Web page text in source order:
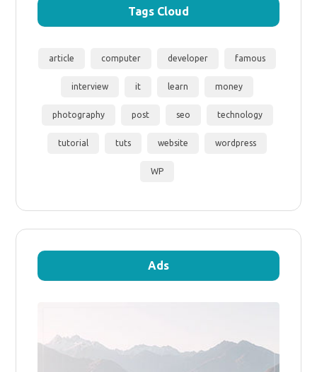
Tags Cloud
article computer developer famous
interview it learn money
photography post seo technology
tutorial tuts website wordpress
WP
Ads